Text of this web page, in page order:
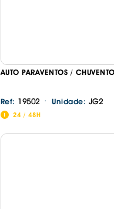
AUTO PARAVENTOS /
Ref: 19502 · Unidade: JG2
24 / 48H